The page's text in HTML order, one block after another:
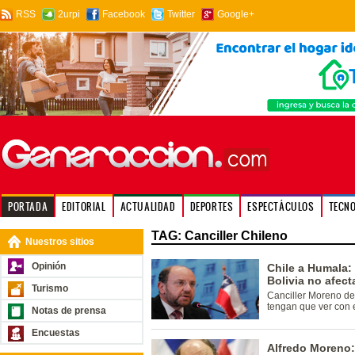
RSS 2urpi Facebook Twitter Google+
PORTADA EDITORIAL ACTUALIDAD DEPORTES ESPECTÁCULOS
Nuestros sitios
Opinión
Turismo
Notas de prensa
Encuestas
TAG: Canciller Chileno
Chile a
Bolivia no
Canciller Moreno
tengan que ver con
Alfredo